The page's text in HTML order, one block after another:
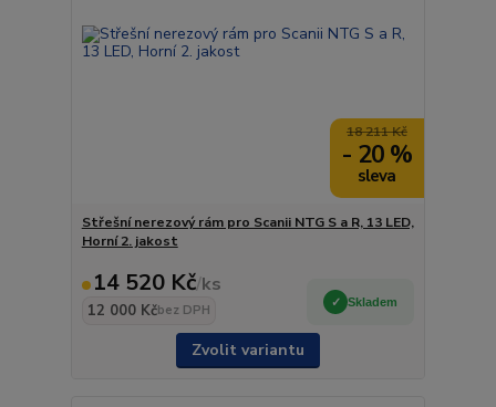
18 211 Kč
- 20 %
Střešní nerezový rám pro Scanii NTG S a R, 13 LED,
Horní 2. jakost
14 520 Kč/ks
12 000 Kčbez DPH
Skladem
Zvolit variantu